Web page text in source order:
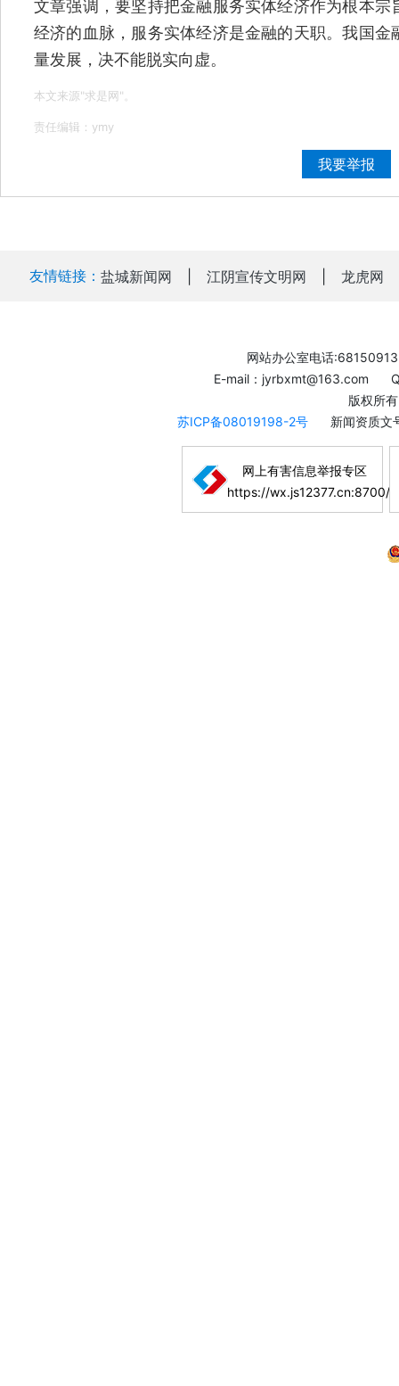
文章强调，要坚持把金融服务实体经济作为根本
经济的血脉，服务实体经济是金融的天职。我国
量发展，决不能脱实向虚。
本文来源"求是网"。
责任编辑：ymy
我要举报
友情链接： 盐城新闻网 江阴宣传文明网 龙虎网
网站办公室电话:68150913
E-mail：jyrbxmt@163.com
版权所
苏ICP备08019198-2号
新闻资质
网上有害信息举报专区
https://wx.js12377.cn:8700/